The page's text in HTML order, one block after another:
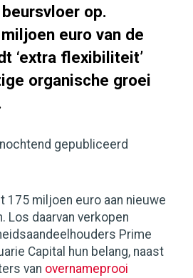
op.
euro van de
‘extra flexibiliteit’
organische groei
gepubliceerd
175 miljoen euro aan nieuwe
Los daarvan verkopen
Prime
Capital hun belang, naast
van overnameprooi